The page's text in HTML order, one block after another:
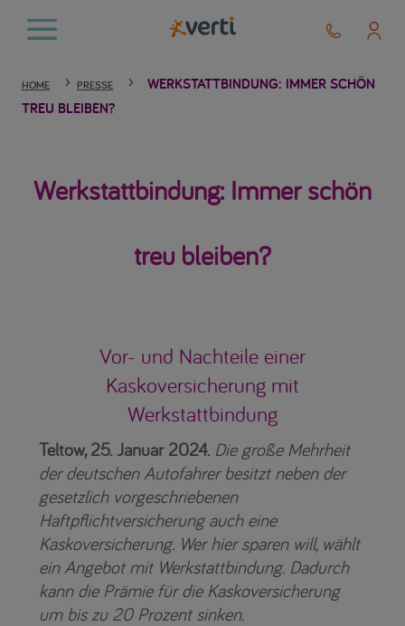
HOME 5 PRESSE 5
WERKSTATTBINDUNG: IMMER SCHÖN
TREU BLEIBEN?
Werkstattbindung: Immer schön
treu bleiben?
Vor- und Nachteile einer
Kaskoversicherung mit
Werkstattbindung
Teltow, 25. Januar 2024. Die große Mehrheit
der deutschen Autofahrer besitzt neben der
gesetzlich vorgeschriebenen
Haftpflichtversicherung auch eine
Kaskoversicherung. Wer hier sparen will, wählt
ein Angebot mit Werkstattbindung. Dadurch
kann die Prämie für die Kaskoversicherung
um bis zu 20 Prozent sinken.